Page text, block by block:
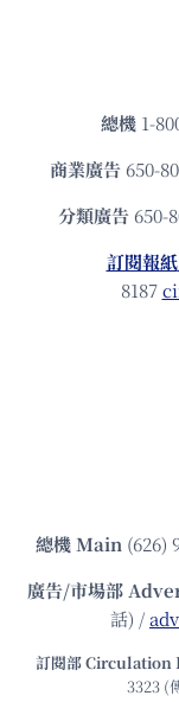
總機 1-
商業廣告 650-
分類廣告 650-
訂閱報紙
8187
總機Main (626)
廣告/市場部
話) /
訂閱部 Circulation
3323 (